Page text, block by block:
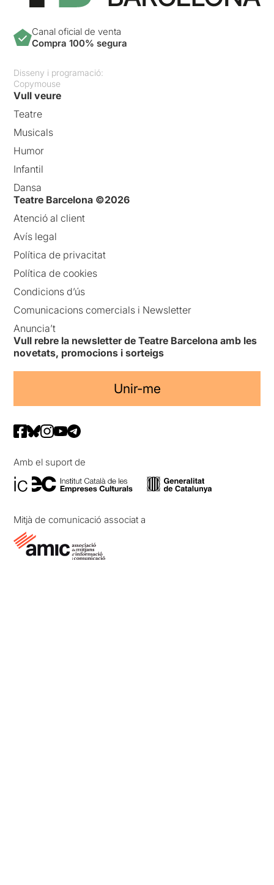
Canal oficial de venta
Compra 100% segura
Disseny i programació:
Copymouse
Vull veure
Teatre
Musicals
Humor
Infantil
Dansa
Teatre Barcelona ©2026
Atenció al client
Avís legal
Política de privacitat
Política de cookies
Condicions d’ús
Comunicacions comercials i Newsletter
Anuncia’t
Vull rebre la newsletter de Teatre Barcelona amb les
novetats, promocions i sorteigs
Unir-me
Amb el suport de
Mitjà de comunicació associat a